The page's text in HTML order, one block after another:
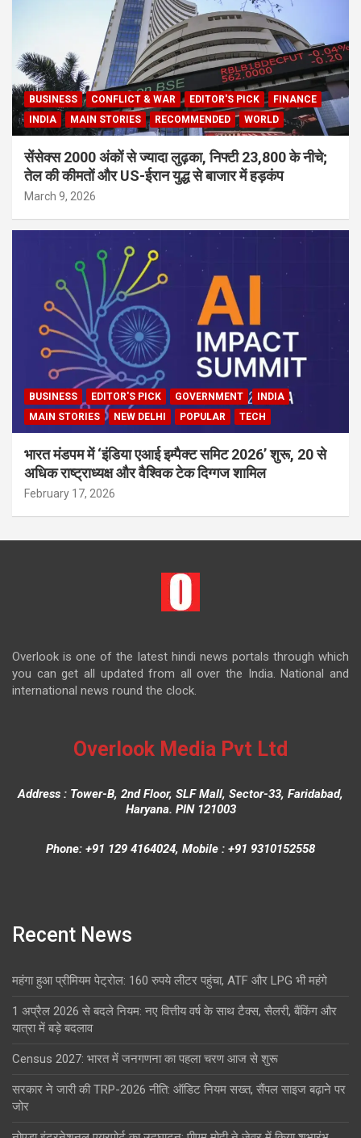
BUSINESS CONFLICT & WAR EDITOR'S PICK
FINANCE
INDIA
MAIN STORIES RECOMMENDED WORLD
सेंसेक्स 2000 अंकों से ज्यादा लुढ़का, निफ्टी 23,800 के नीचे;
तेल की कीमतों और US-ईरान युद्ध से बाजार में हड़कंप
March 9, 2026
BUSINESS EDITOR'S PICK GOVERNMENT
INDIA
MAIN STORIES
NEW DELHI POPULAR TECH
भारत मंडपम में ‘इंडिया एआई इम्पैक्ट समिट 2026’ शुरू, 20 से
अधिक राष्ट्राध्यक्ष और वैश्विक टेक दिग्गज शामिल
February 17, 2026
Overlook is one of the latest hindi news portals through which
you can get all updated from all over the India. National and
international news round the clock.
Overlook Media Pvt Ltd
Address : Tower-B, 2nd Floor, SLF Mall, Sector-33, Faridabad,
Haryana. PIN 121003
Phone: +91 129 4164024, Mobile : +91 9310152558
Recent News
महंगा हुआ प्रीमियम पेट्रोल: 160 रुपये लीटर पहुंचा, ATF और LPG भी महंगे
1 अप्रैल 2026 से बदले नियम: नए वित्तीय वर्ष के साथ टैक्स, सैलरी, बैंकिंग और
यात्रा में बड़े बदलाव
Census 2027: भारत में जनगणना का पहला चरण आज से शुरू
सरकार ने जारी की TRP-2026 नीति: ऑडिट नियम सख्त, सैंपल साइज बढ़ाने पर
जोर